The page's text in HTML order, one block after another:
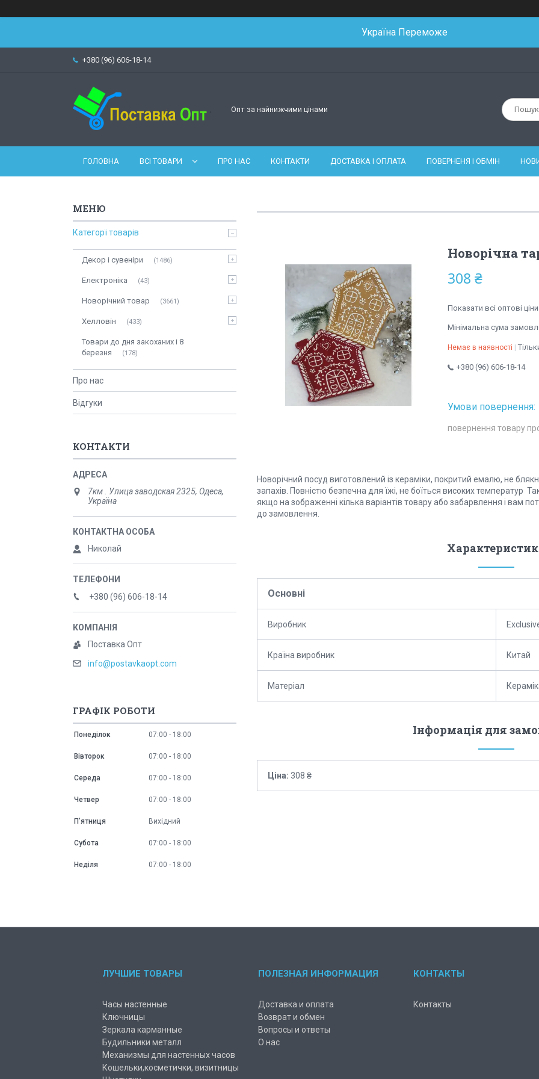
Україна Переможе
+380 (96) 606-18-14
Опт за найнижчими цінами
ГОЛОВНА ВСІ ТОВАРИ ПРО НАС КОНТАКТИ ДОСТАВКА І ОПЛАТА ПОВЕРНЕНЯ І ОБМІН
Новорічна
308 ₴
Показати всі оптові ціни
Мінімальна сума
Немає в наявності
+380 (96) 606-18-14
повернення товару
Новорічний посуд виготовлений із кераміки, покритий емалю, не
запахів. Повністю безпечна для їжі, не боїться високих температур
якщо на зображенні кілька варіантів товару або забарвлення і вам
до замовлення.
Основні
Виробник
Країна виробник Китай
Матеріал
Інформація для
Ціна: 308 ₴
Категорї товарів
Декор і сувеніри 1486
Електроніка 43
Новорічний товар 3661
Хелловін 433
Товари до дня закоханих і 8
березня
178
Про нас
Відгуки
КОНТАКТИ
7км . Улица заводская 2325, Одеса,
Україна
Николай
+380 (96) 606-18-14
Поставка Опт
info@postavkaopt.com
ГРАФІК РОБОТИ
Понеділок 07:00 18:00
Вівторок 07:00 18:00
Середа 07:00 18:00
Четвер 07:00 18:00
Пʼятниця Вихідний
Субота 07:00 18:00
Неділя 07:00 18:00
ЛУЧШИЕ ТОВАРЫ
Часы настенные
Ключницы
Зеркала карманные
Будильники металл
Механизмы для настенных часов
Кошельки,косметички, визитницы
ПОЛЕЗНАЯ ИНФОРМАЦИЯ
Доставка и оплата
Возврат и обмен
Вопросы и ответы
О нас
КОНТАКТЫ
Контакты